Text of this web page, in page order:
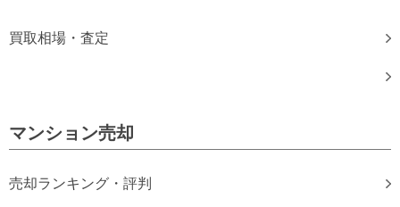
買取相場・査定
マンション売却
売却ランキング・評判